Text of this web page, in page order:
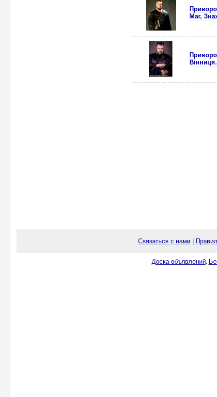
Маг,
Вінниця.
Связаться с нами
Доска объявлений.